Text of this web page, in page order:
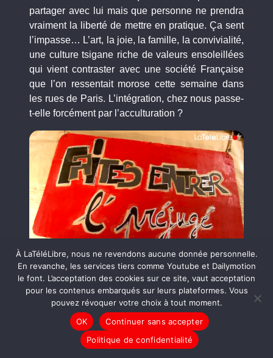
partager avec lui mais que personne ne prendra
vraiment la liberté de mettre en pratique. Ça sent
l’impasse… L’art, la joie, la famille, la convivialité,
une culture tsigane riche de valeurs ensoleillées
qui vient contraster avec une société Française
que l’on ressentait morose cette semaine dans
les rues de Paris. L’intégration, chez nous passe-
t-elle forcément par l’acculturation ?
En savoir plus
Les roms, communauté d’environ dix millions de
personnes, sont aujourd’hui officiellement
reconnus comme la première minorité ethnique
d’Europe. Originaires du nord de l’Inde, ils sont
À LaTéléLibre, nous ne revendons aucune donnée personnelle.
En revanche, les services tiers comme Youtube et Dailymotion
le font. L’acceptation des cookies sur ce site, vaut acceptation
pour les contenus embarqués sur leurs plateformes. Vous
pouvez révoquer votre choix à tout moment.
OK
Continuer sans accepter
Politique de confidentialité